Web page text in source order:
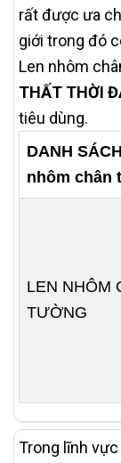
rất được ưa
giới trong đó
Len nhôm
THẤT THỜI
tiêu dùng.
DANH
nhôm chân
LEN NHÔM
TƯỜNG
Trong lĩnh